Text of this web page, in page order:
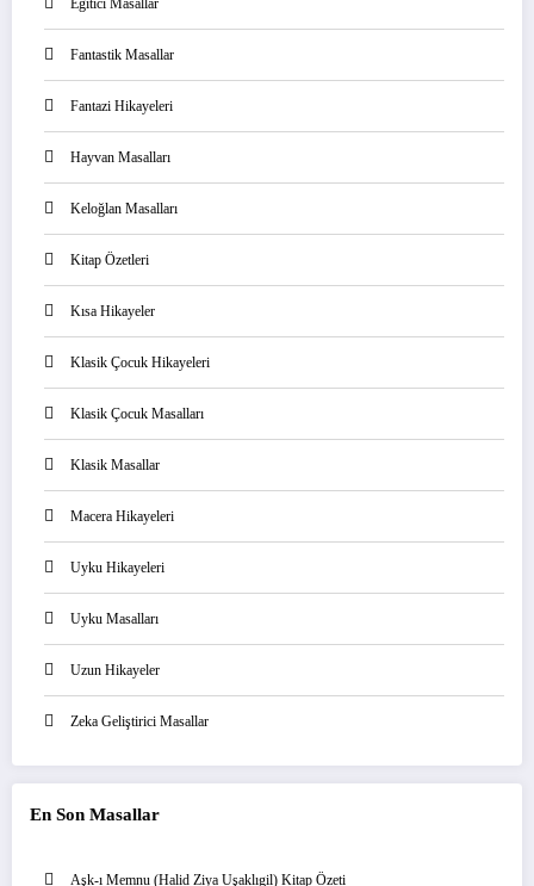
Eğitici Masallar
Fantastik Masallar
Fantazi Hikayeleri
Hayvan Masalları
Keloğlan Masalları
Kitap Özetleri
Kısa Hikayeler
Klasik Çocuk Hikayeleri
Klasik Çocuk Masalları
Klasik Masallar
Macera Hikayeleri
Uyku Hikayeleri
Uyku Masalları
Uzun Hikayeler
Zeka Geliştirici Masallar
En Son Masallar
Aşk-ı Memnu (Halid Ziya Uşaklıgil) Kitap Özeti